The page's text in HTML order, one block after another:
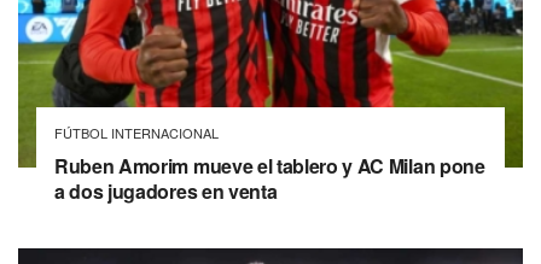
FÚTBOL INTERNACIONAL
Ruben Amorim mueve el tablero y AC Milan pone
a dos jugadores en venta